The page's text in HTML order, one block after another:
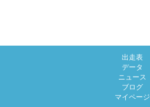
出走表
データ
ニュース
ブログ
マイページ